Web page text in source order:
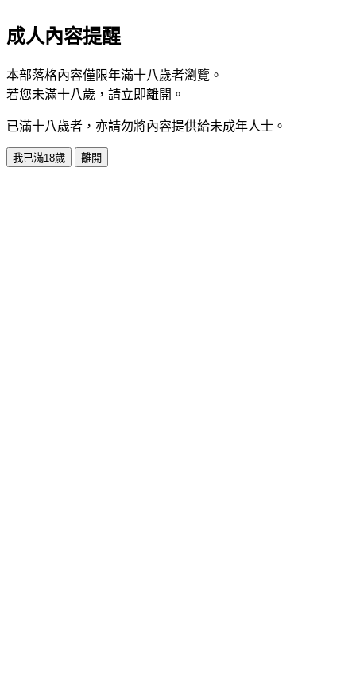
成人內容提醒
本部落格內容僅限年滿十八歲者瀏覽。
若您未滿十八歲，請立即離開。
已滿十八歲者，亦請勿將內容提供給未成年人士。
我已滿18歲 離開